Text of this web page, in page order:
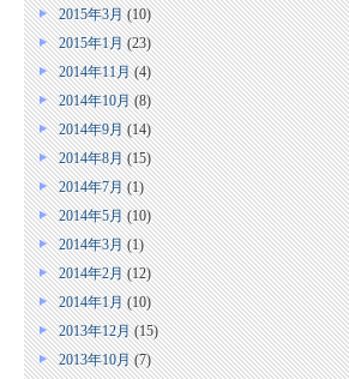
2015年3月(10)
2015年1月(23)
2014年11月(4)
2014年10月(8)
2014年9月(14)
2014年8月(15)
2014年7月(1)
2014年5月(10)
2014年3月(1)
2014年2月(12)
2014年1月(10)
2013年12月(15)
2013年10月(7)